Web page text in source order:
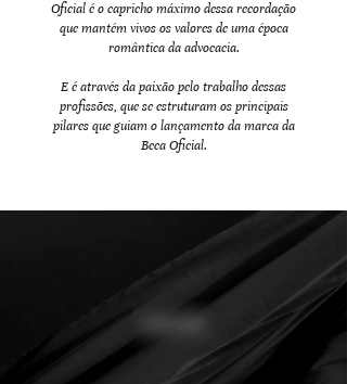
Oficial é o capricho máximo dessa recordação
que mantém vivos os valores de uma época
romântica da advocacia.
E é através da paixão pelo trabalho dessas
profissões, que se estruturam os principais
pilares que guiam o lançamento da marca da
Beca Oficial.